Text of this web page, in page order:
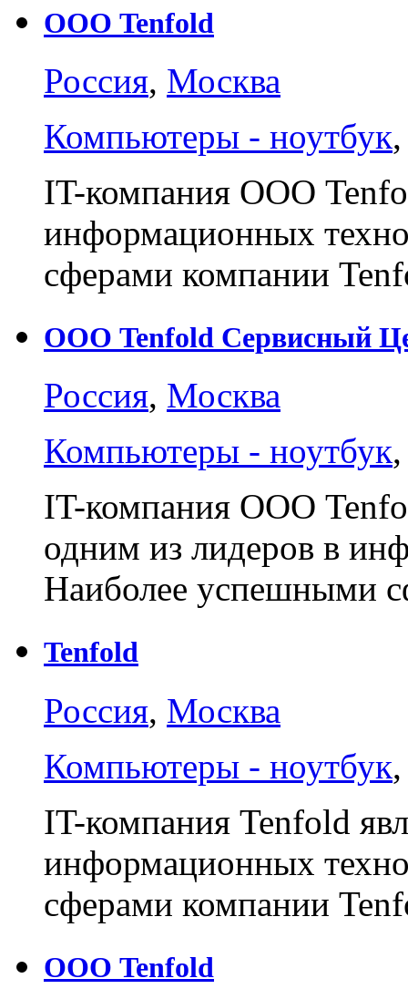
ООО Tenfold
Россия, Москва
Компьютеры - ноутбук
IT-компания ООО
информационных
сферами компании
ООО Tenfold Сервисный
Россия, Москва
Компьютеры - ноутбук
IT-компания ООО
одним из лидеров в
Наиболее успешными
Tenfold
Россия, Москва
Компьютеры - ноутбук
IT-компания Tenfold
информационных
сферами компании
ООО Tenfold